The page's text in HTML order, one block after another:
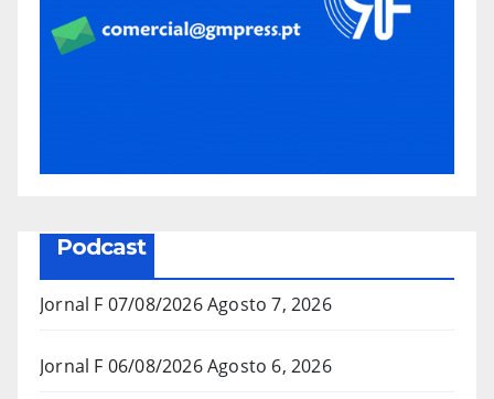
Podcast
Jornal F 07/08/2026Agosto 7, 2026
Jornal F 06/08/2026Agosto 6, 2026